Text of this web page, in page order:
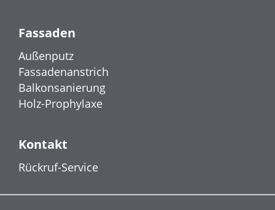
Fassaden
Außenputz
Fassadenanstrich
Balkonsanierung
Holz-Prophylaxe
Kontakt
Rückruf-Service